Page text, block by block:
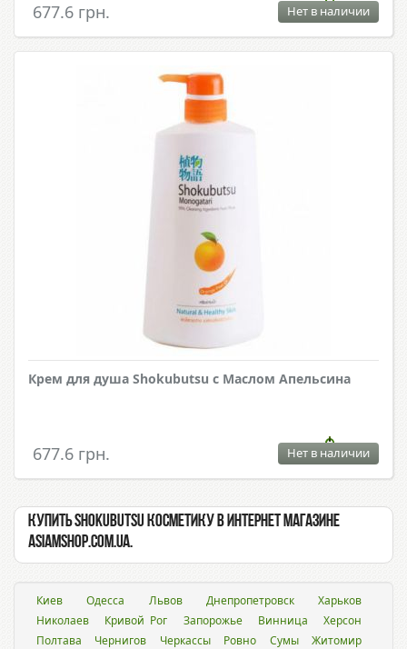
677.6 грн. Нет в наличии
Крем для душа Shokubutsu с Маслом Апельсина
677.6 грн. Нет в наличии
Купить Shokubutsu косметику в интернет магазине
Asiamshop.com.ua.
Киев Одесса Львов Днепропетровск
Харьков
Николаев
Кривой Рог Запорожье Винница
Херсон
Полтава
Чернигов Черкассы Ровно Сумы Житомир